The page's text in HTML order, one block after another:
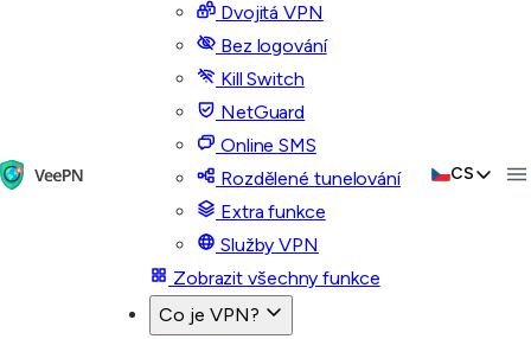
Dvojitá VPN
Bez logování
Kill Switch
NetGuard
Online SMS
Rozdělené tunelování
Extra funkce
Služby VPN
Zobrazit všechny funkce
Co je VPN?
CS